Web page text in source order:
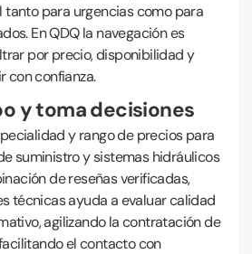
tanto para urgencias como para
En QDQ la navegación es
por precio, disponibilidad y
con confianza.
y toma decisiones
y rango de precios para
suministro y sistemas hidráulicos
de reseñas verificadas,
técnicas ayuda a evaluar calidad
agilizando la contratación de
el contacto con